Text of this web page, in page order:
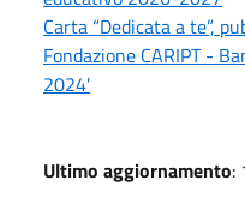
Carta “Dedicata a te”,
Fondazione CARIPT -
2024'
Ultimo aggiornamento: